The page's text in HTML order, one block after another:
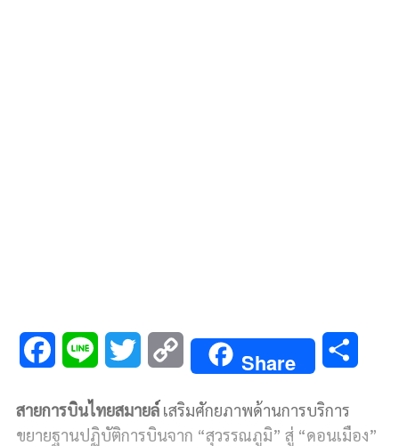
c
n
i
p
Share
สายการบินไทยสมายล์ เสริมศักยภาพด้านการบริการ
ขยายฐานปฏิบัติการบินจาก “สุวรรณภูมิ” สู่ “ดอนเมือง”